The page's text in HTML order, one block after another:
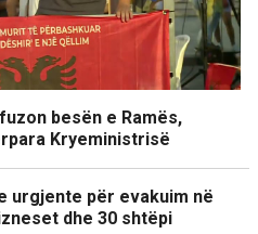
besën e Ramës,
Kryeministrisë
urgjente për evakuim në
dhe 30 shtëpi